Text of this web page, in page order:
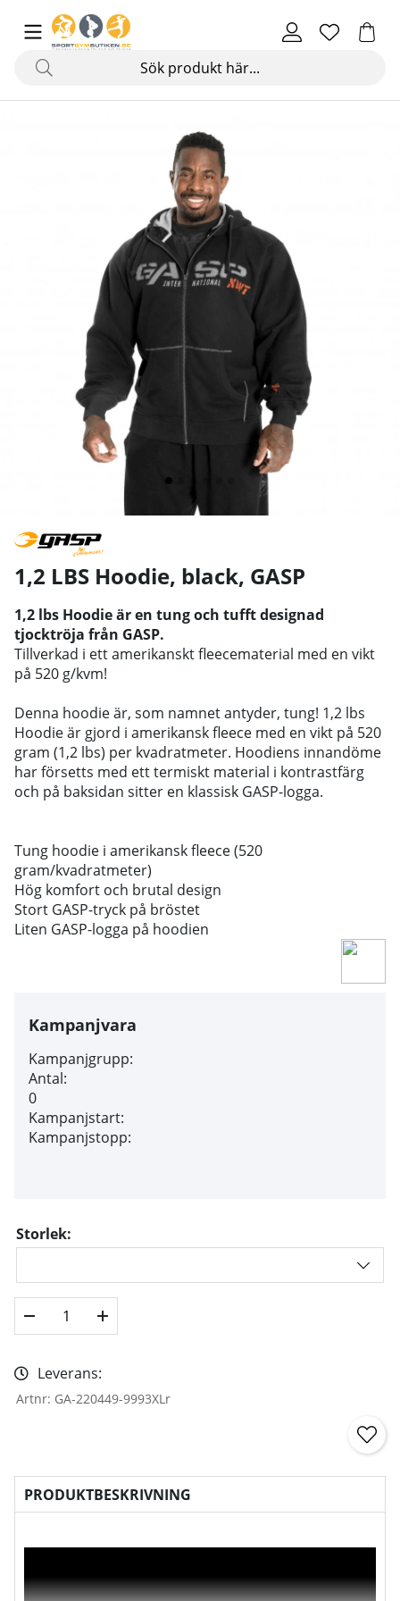
1,2 LBS Hoodie, black, GASP
1,2 lbs Hoodie är en tung och tufft designad
tjocktröja från GASP.
Tillverkad i ett amerikanskt fleecematerial med en vikt
på 520 g/kvm!
Denna hoodie är, som namnet antyder, tung! 1,2 lbs
Hoodie är gjord i amerikansk fleece med en vikt på 520
gram (1,2 lbs) per kvadratmeter. Hoodiens innandöme
har försetts med ett termiskt material i kontrastfärg
och på baksidan sitter en klassisk GASP-logga.
Tung hoodie i amerikansk fleece (520
gram/kvadratmeter)
Hög komfort och brutal design
Stort GASP-tryck på bröstet
Liten GASP-logga på hoodien
Kampanjvara
Kampanjgrupp:
Antal:
0
Kampanjstart:
Kampanjstopp:
Storlek:
Leverans:
Artnr: GA-220449-9993XLr
PRODUKTBESKRIVNING